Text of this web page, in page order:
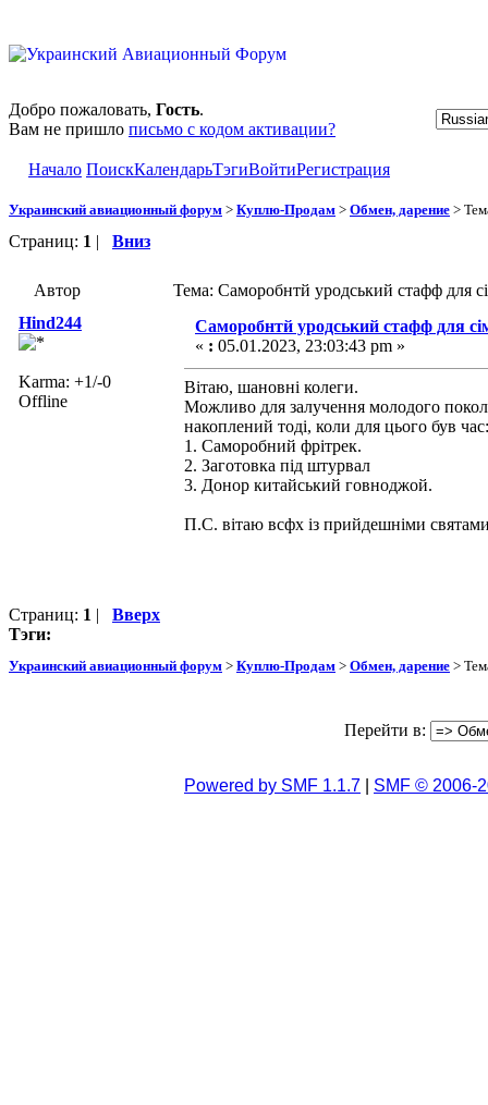
Добро пожаловать, Гость.
Вам не пришло письмо с кодом активации?
Начало ПоискКалендарьТэгиВойтиРегистрация
Украинский авиационный форум > Куплю-Продам > Обмен, дарение >
Страниц: 1 | Вниз
Автор
Тема: Саморобнтй уродський стафф для
Hind244
Karma: +1/-0
Offline
Саморобнтй уродський стафф для
« : 05.01.2023, 23:03:43 pm »
Вітаю, шановні колеги.
Можливо для залучення молодого
накоплений тоді, коли для цього був час:
1. Саморобний фрітрек.
2. Заготовка під штурвал
3. Донор китайський говноджой.
П.С. вітаю всфх із прийдешніми
Страниц: 1 | Вверх
Тэги:
Украинский авиационный форум > Куплю-Продам > Обмен, дарение >
Перейти в:
Powered by SMF 1.1.7 SMF © 2006-